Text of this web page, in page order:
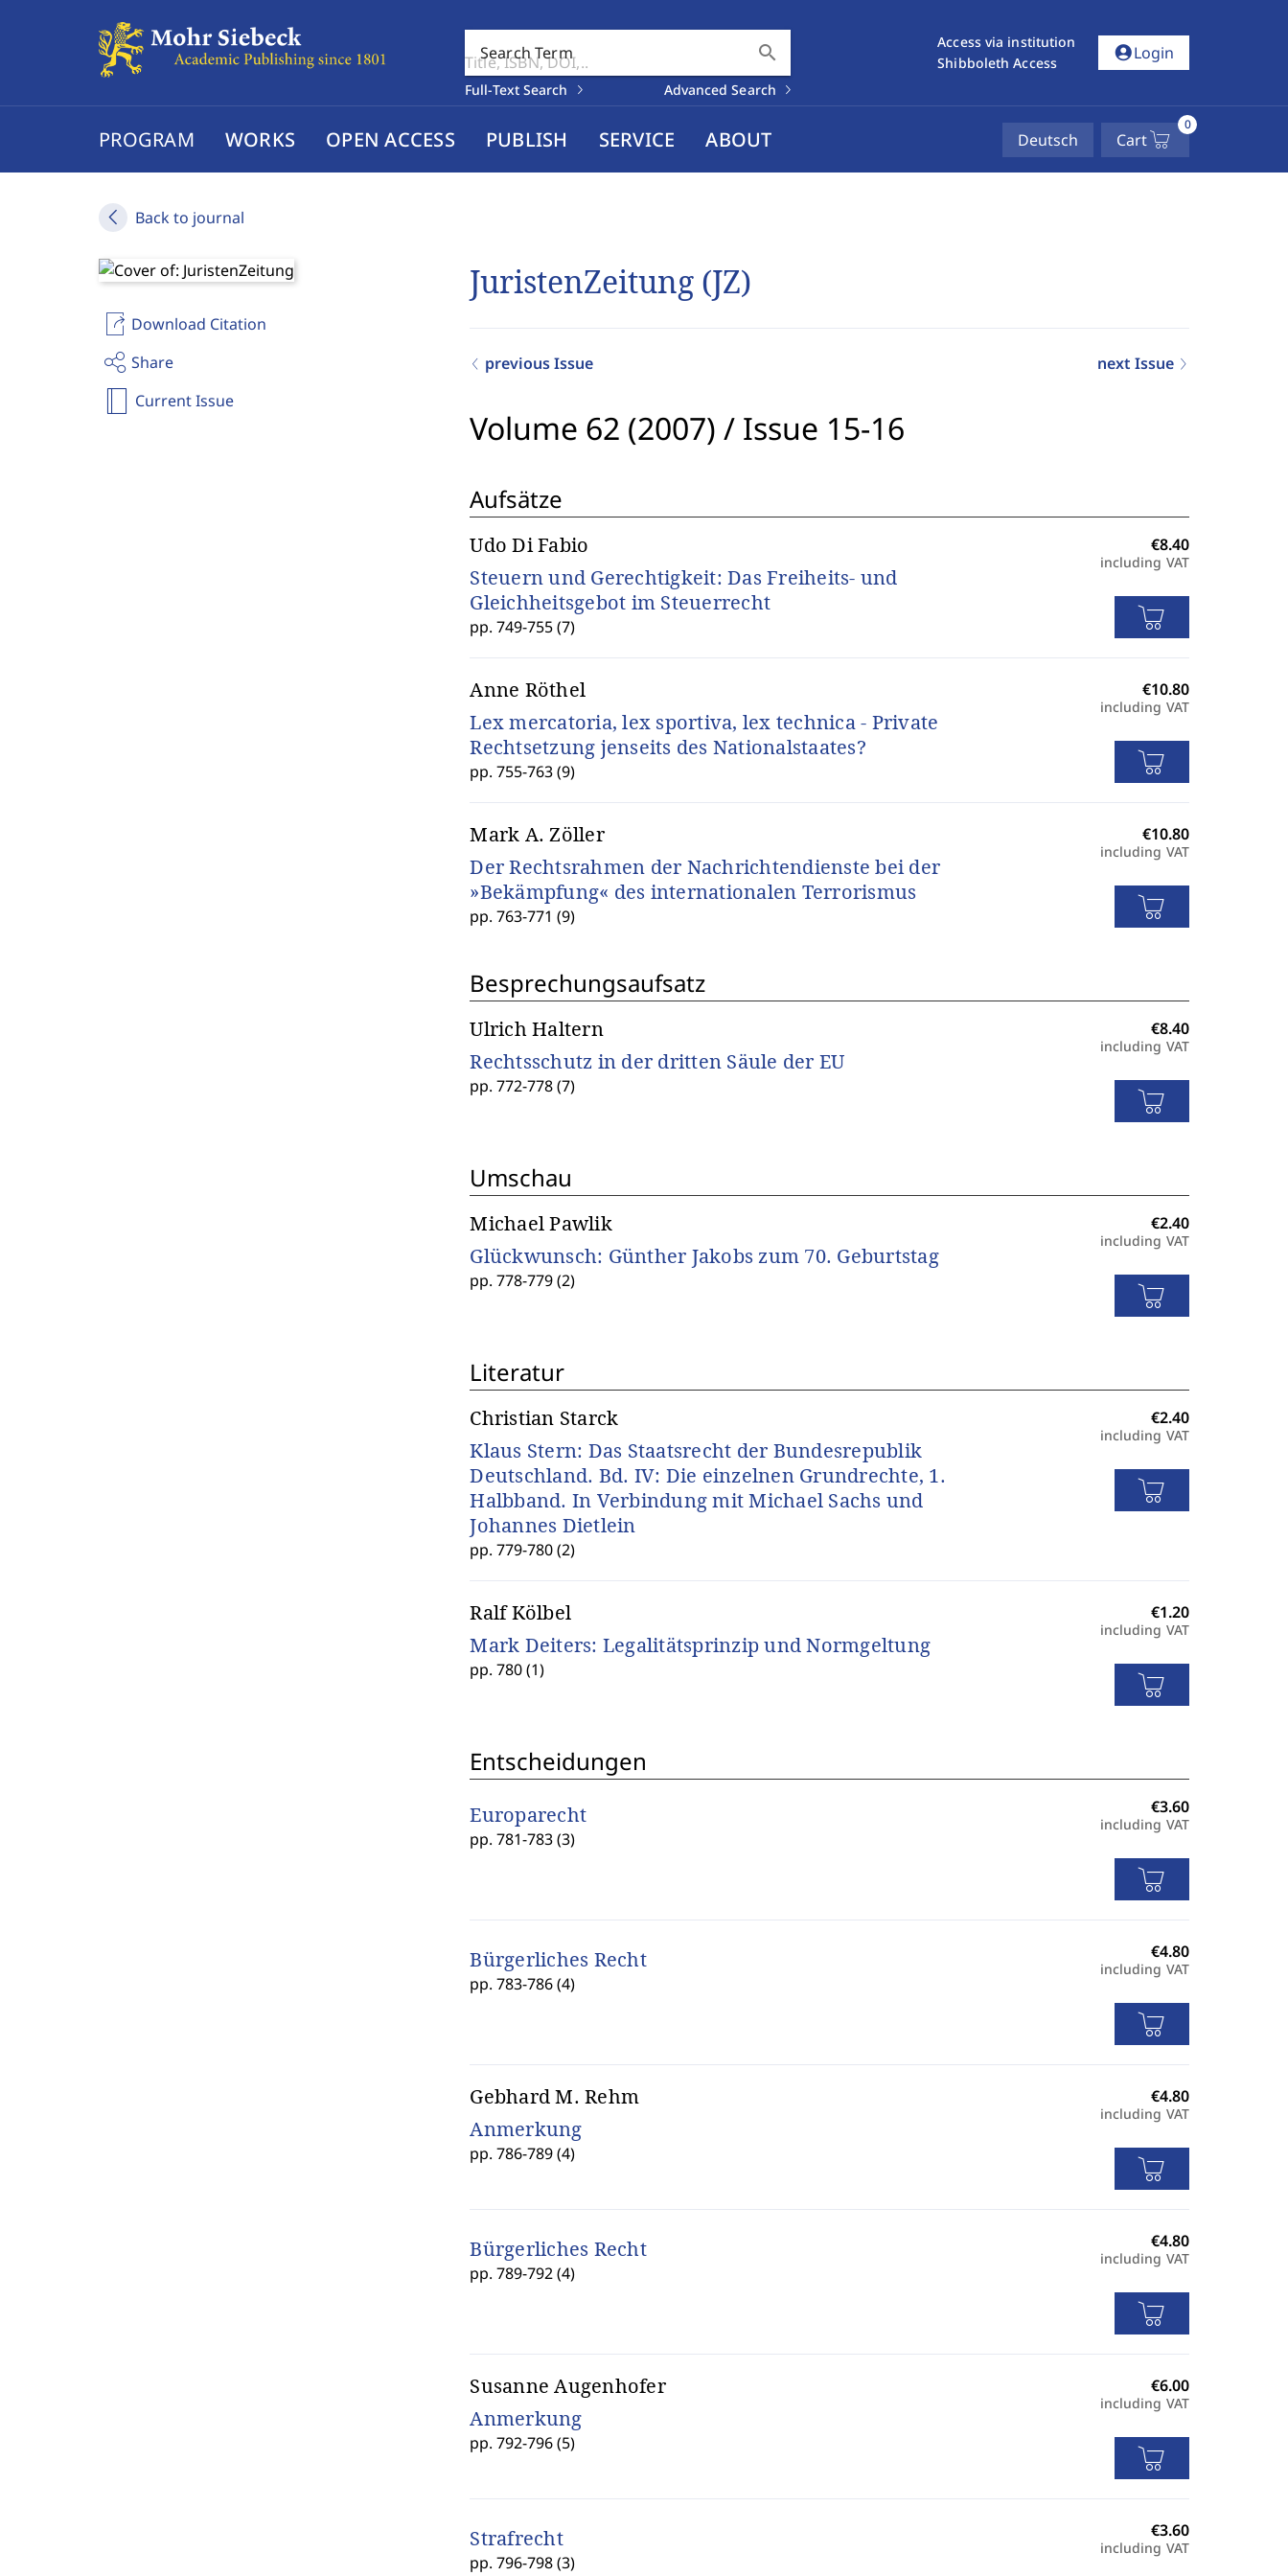
Search Term search
Full-Text Search Advanced Search
Access via institution
Shibboleth Access
account_circleLogin
PROGRAM WORKS OPEN ACCESS PUBLISH SERVICE ABOUT Deutsch Cart
0
Back to journal
Download Citation
Share
Current Issue
JuristenZeitung (JZ)
previous Issue next Issue
Volume 62 (2007) / Issue 15-16
Aufsätze
Udo Di Fabio
Steuern und Gerechtigkeit: Das Freiheits- und
Gleichheitsgebot im Steuerrecht
pp. 749-755 (7)
including VAT
Anne Röthel
Lex mercatoria, lex sportiva, lex technica - Private
Rechtsetzung jenseits des Nationalstaates?
pp. 755-763 (9)
including VAT
Mark A. Zöller
Der Rechtsrahmen der Nachrichtendienste bei der
»Bekämpfung« des internationalen Terrorismus
pp. 763-771 (9)
including VAT
Besprechungsaufsatz
Ulrich Haltern
Rechtsschutz in der dritten Säule der EU
pp. 772-778 (7)
including VAT
Umschau
Michael Pawlik
Glückwunsch: Günther Jakobs zum 70. Geburtstag
pp. 778-779 (2)
including VAT
Literatur
Christian Starck
Klaus Stern: Das Staatsrecht der Bundesrepublik
Deutschland. Bd. IV: Die einzelnen Grundrechte, 1.
Halbband. In Verbindung mit Michael Sachs und
Johannes Dietlein
pp. 779-780 (2)
including VAT
Ralf Kölbel
Mark Deiters: Legalitätsprinzip und Normgeltung
pp. 780 (1)
including VAT
Entscheidungen
Europarecht
pp. 781-783 (3)
including VAT
Bürgerliches Recht
pp. 783-786 (4)
including VAT
Gebhard M. Rehm
Anmerkung
pp. 786-789 (4)
including VAT
Bürgerliches Recht
pp. 789-792 (4)
including VAT
Susanne Augenhofer
Anmerkung
pp. 792-796 (5)
including VAT
Strafrecht
pp. 796-798 (3)
including VAT